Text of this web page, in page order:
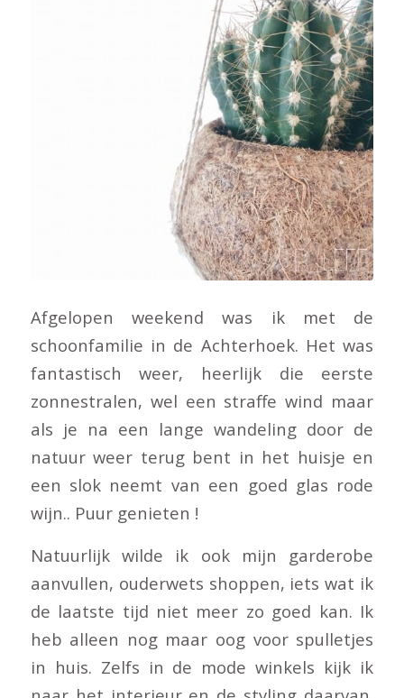
Afgelopen weekend was ik met de
schoonfamilie in de Achterhoek. Het was
fantastisch weer, heerlijk die eerste
zonnestralen, wel een straffe wind maar
als je na een lange wandeling door de
natuur weer terug bent in het huisje en
een slok neemt van een goed glas rode
wijn.. Puur genieten !
Natuurlijk wilde ik ook mijn garderobe
aanvullen, ouderwets shoppen, iets wat ik
de laatste tijd niet meer zo goed kan. Ik
heb alleen nog maar oog voor spulletjes
in huis. Zelfs in de mode winkels kijk ik